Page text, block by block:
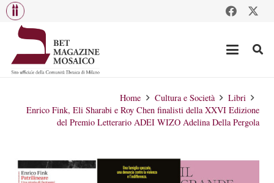
Home Cultura e Società
Libri
Enrico Fink, Eli Sharabi e Roy Chen finalisti della XXVI Edizione
del Premio Letterario ADEI WIZO Adelina Della Pergola